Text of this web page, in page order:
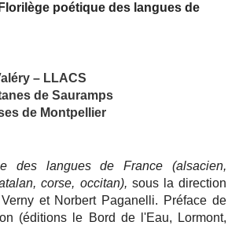
poétique des langues de
– LLACS
de Sauramps
de Montpellier
des langues de France (alsacien,
corse, occitan), sous la direction
et Norbert Paganelli. Préface de
(éditions le Bord de l'Eau, Lormont,